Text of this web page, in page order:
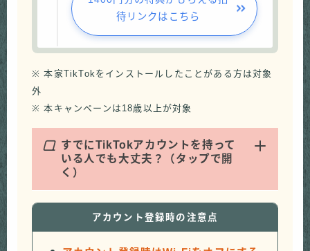
待リンクはこちら
※ 本家TikTokをインストールしたことがある方は対象
外
※ 本キャンペーンは18歳以上が対象
Q すでにTikTokアカウントを持って
いる人でも大丈夫？（タップで開
く）
アカウント登録時の注意点